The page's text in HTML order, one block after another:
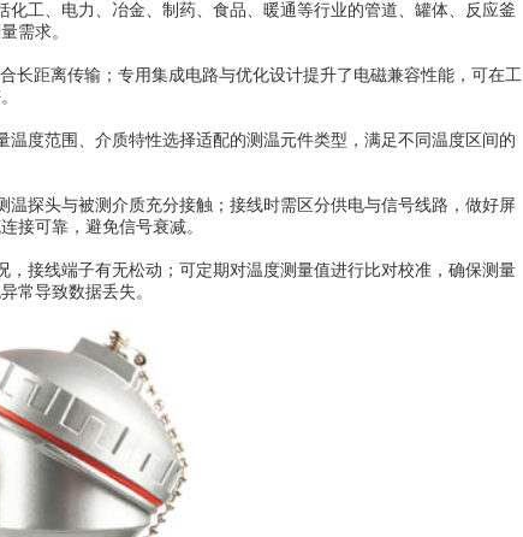
化工、电力、冶金、制药、食品、暖通等行业的管道、罐体、反应釜
需求。
长距离传输；专用集成电路与优化设计提升了电磁兼容性能，可在工
温度范围、介质特性选择适配的测温元件类型，满足不同温度区间的
温探头与被测介质充分接触；接线时需区分供电与信号线路，做好屏
接可靠，避免信号衰减。
，接线端子有无松动；可定期对温度测量值进行比对校准，确保测量
常导致数据丢失。